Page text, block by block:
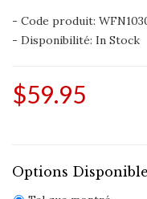
- Code produit:
- Disponibilité: In Stock
$59.95
Options